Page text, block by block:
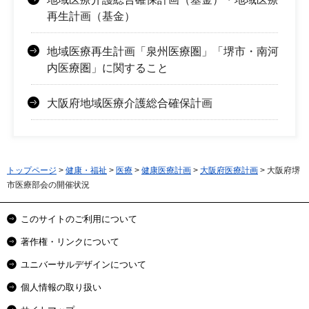
再生計画（基金）
地域医療再生計画「泉州医療圏」「堺市・南河
内医療圏」に関すること
大阪府地域医療介護総合確保計画
トップページ > 健康・福祉 > 医療 > 健康医療計画 > 大阪府医療計画 > 大阪府堺
市医療部会の開催状況
このサイトのご利用について
著作権・リンクについて
ユニバーサルデザインについて
個人情報の取り扱い